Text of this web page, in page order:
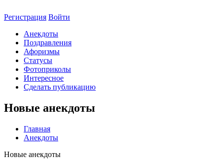
Регистрация Войти
Анекдоты
Поздравления
Афоризмы
Статусы
Фотоприколы
Интересное
Сделать публикацию
Новые анекдоты
Главная
Анекдоты
Новые анекдоты